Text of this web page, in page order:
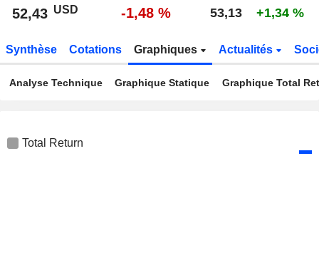
52,43 USD -1,48 % 53,13 +1,34 %
Synthèse Cotations Graphiques Actualités
Analyse Technique Graphique Statique Graphique Total
Total Return